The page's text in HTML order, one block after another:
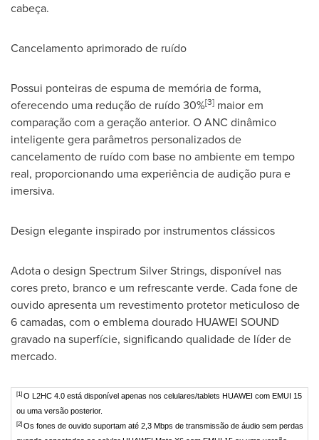
cabeça.
Cancelamento aprimorado de ruído
Possui ponteiras de espuma de memória de forma,
oferecendo uma redução de ruído 30%[3] maior em
comparação com a geração anterior. O ANC dinâmico
inteligente gera parâmetros personalizados de
cancelamento de ruído com base no ambiente em tempo
real, proporcionando uma experiência de audição pura e
imersiva.
Design elegante inspirado por instrumentos clássicos
Adota o design Spectrum Silver Strings, disponível nas
cores preto, branco e um refrescante verde. Cada fone de
ouvido apresenta um revestimento protetor meticuloso de
6 camadas, com o emblema dourado HUAWEI SOUND
gravado na superfície, significando qualidade de líder de
mercado.
[1] O L2HC 4.0 está disponível apenas nos celulares/tablets HUAWEI com EMUI 15
ou uma versão posterior.
[2] Os fones de ouvido suportam até 2,3 Mbps de transmissão de áudio sem perdas